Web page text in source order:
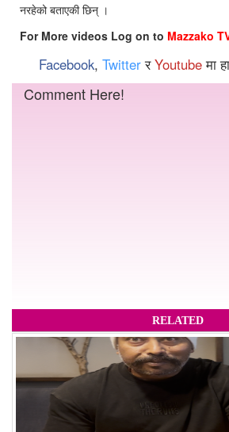
नरहेको बताएकी छिन् ।
For More videos Log on to Mazzako
Facebook, TwitterरYoutubeमा
Comment Here!
RELATED